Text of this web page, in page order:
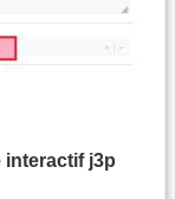
interactif j3p